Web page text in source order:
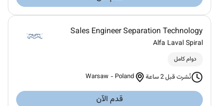
Sales Engineer Separation Technology
Alfa Laval Spiral
دوام كامل
نُشرت قبل 2 ساعة Warsaw - Poland
قدم الآن